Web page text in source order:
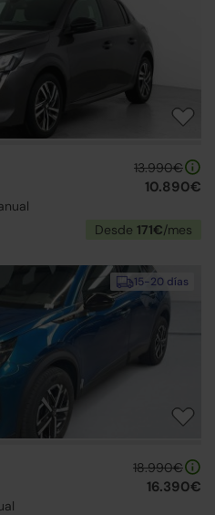
13.990€
10.890€
Desde 171€/mes
15-20 días
18.990€
16.390€